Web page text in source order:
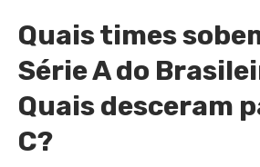
Quais times
Série A do
Quais desceram
C?